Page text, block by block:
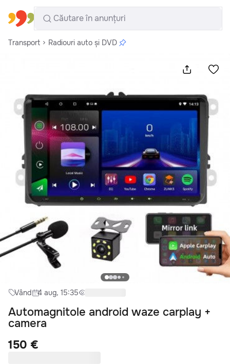
Toate regiunile Română
Transport Radiouri auto și DVD
Vând 4 aug, 15:35
Automagnitole android waze carplay +
camera
150 €